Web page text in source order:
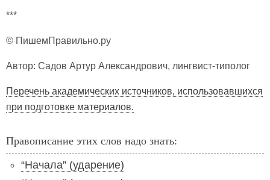
***
© ПишемПравильно.ру
Автор: Садов Артур Александрович, лингвист-типолог
Перечень академических источников, использовавшихся
при подготовке материалов.
Правописание этих слов надо знать:
“Начала” (ударение)